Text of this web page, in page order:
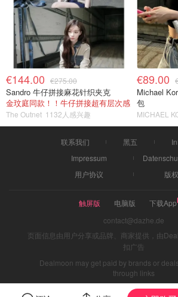
€144.00 €275.00
Sandro 牛仔拼接麻花针织夹克
金玟庭同款！！牛仔拼接超有层次感
The Outnet 1132人感兴趣
€89.00
Michael
包
MICHAEL
联系我们 黑五
Impressum
用户协议
版
触屏版 电脑版
下载App
contact@dazhe.de
页面信息由用户分享或品牌、商家提供，由
扣广告
Dealmoon may get paid by brands or
through links